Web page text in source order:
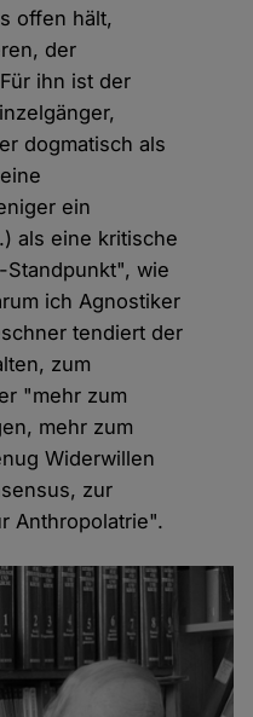
offen hält,
der
ihn ist der
dogmatisch als
ein
als eine kritische
wie
ich Agnostiker
tendiert der
zum
"mehr zum
mehr zum
Widerwillen
zur
Anthropolatrie".